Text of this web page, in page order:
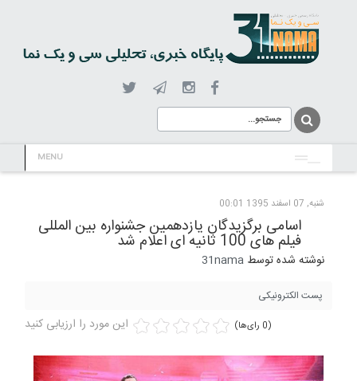
MENU
شنبه, 07 اسفند 1395 00:01
اسامی برگزیدگان یازدهمین جشنواره بین المللی
فیلم های 100 ثانیه ای اعلام شد
نوشته شده توسط 31nama
پست الکترونیکی
این مورد را ارزیابی کنید (0 رای‌ها)